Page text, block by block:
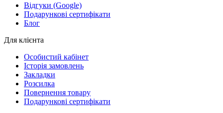
Відгуки (Google)
Подарункові сертифікати
Блог
Для клієнта
Особистий кабінет
Історія замовлень
Закладки
Розсилка
Повернення товару
Подарункові сертифікати